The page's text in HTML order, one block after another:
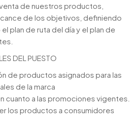
de nuestros productos,
de los objetivos, definiendo
plan de ruta del día y el plan de
DEL PUESTO
de productos asignados para las
de la marca
cuanto a las promociones vigentes.
los productos a consumidores